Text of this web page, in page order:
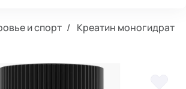
и спорт
Креатин моногидрат